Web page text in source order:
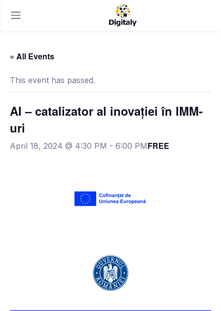
« All Events
This event has passed.
AI – catalizator al inovației în IMM-
uri
April 18, 2024 @ 4:30 PM - 6:00 PMFREE